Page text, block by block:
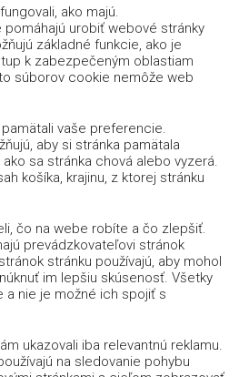
ako majú.
urobiť webové stránky
základné funkcie, ako je
k zabezpečeným oblastiam
súborov cookie nemôže web
vaše preferencie.
aby si stránka pamätala
sa stránka chová alebo vyzerá.
košíka, krajinu, z ktorej stránku
čo na webe robíte a čo zlepšiť.
prevádzkovateľovi stránok
stránku používajú, aby mohol
im lepšiu skúsenosť. Všetky
a nie je možné ich spojiť s
ukazovali iba relevantnú reklamu.
na sledovanie pohybu